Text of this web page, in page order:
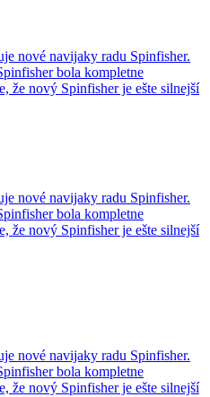
nové navijaky radu Spinfisher.
bola kompletne
že nový Spinfisher je ešte silnejší
nové navijaky radu Spinfisher.
bola kompletne
že nový Spinfisher je ešte silnejší
nové navijaky radu Spinfisher.
bola kompletne
že nový Spinfisher je ešte silnejší